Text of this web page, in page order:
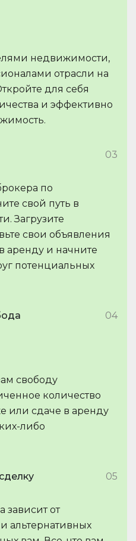
недвижимости,
отрасли на
для себя
и эффективно
03
по
свой путь в
Загрузите
свои объявления
аренду и начните
потенциальных
04
свободу
количество
или сдаче в аренду
либо
05
зависит от
альтернативных